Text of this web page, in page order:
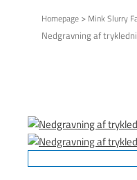
Homepage > Mink Slurry
Nedgravning af